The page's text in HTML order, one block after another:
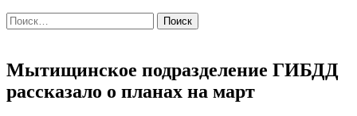
Найти:
Мытищинское подразделение ГИБДД
рассказало о планах на март